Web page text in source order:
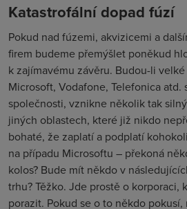
Katastrofální dopad fúzí
Pokud nad fúzemi, akvizicemi a
firem budeme přemýšlet poněkud
k zajímavému závěru. Budou-li
Microsoft, Vodafone, Telefonica atd.
společnosti, vznikne několik tak
jiných oblastech, které již nikdo
bohaté, že zaplatí a podplatí
na případu Microsoftu – překoná
kolos? Bude mít někdo v
trhu? Těžko. Jde prostě o korporaci,
porazit. Pokud se o to někdo